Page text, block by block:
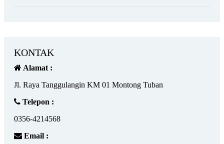
KONTAK
Alamat :
Jl. Raya Tanggulangin KM 01 Montong Tuban
Telepon :
0356-4214568
Email :